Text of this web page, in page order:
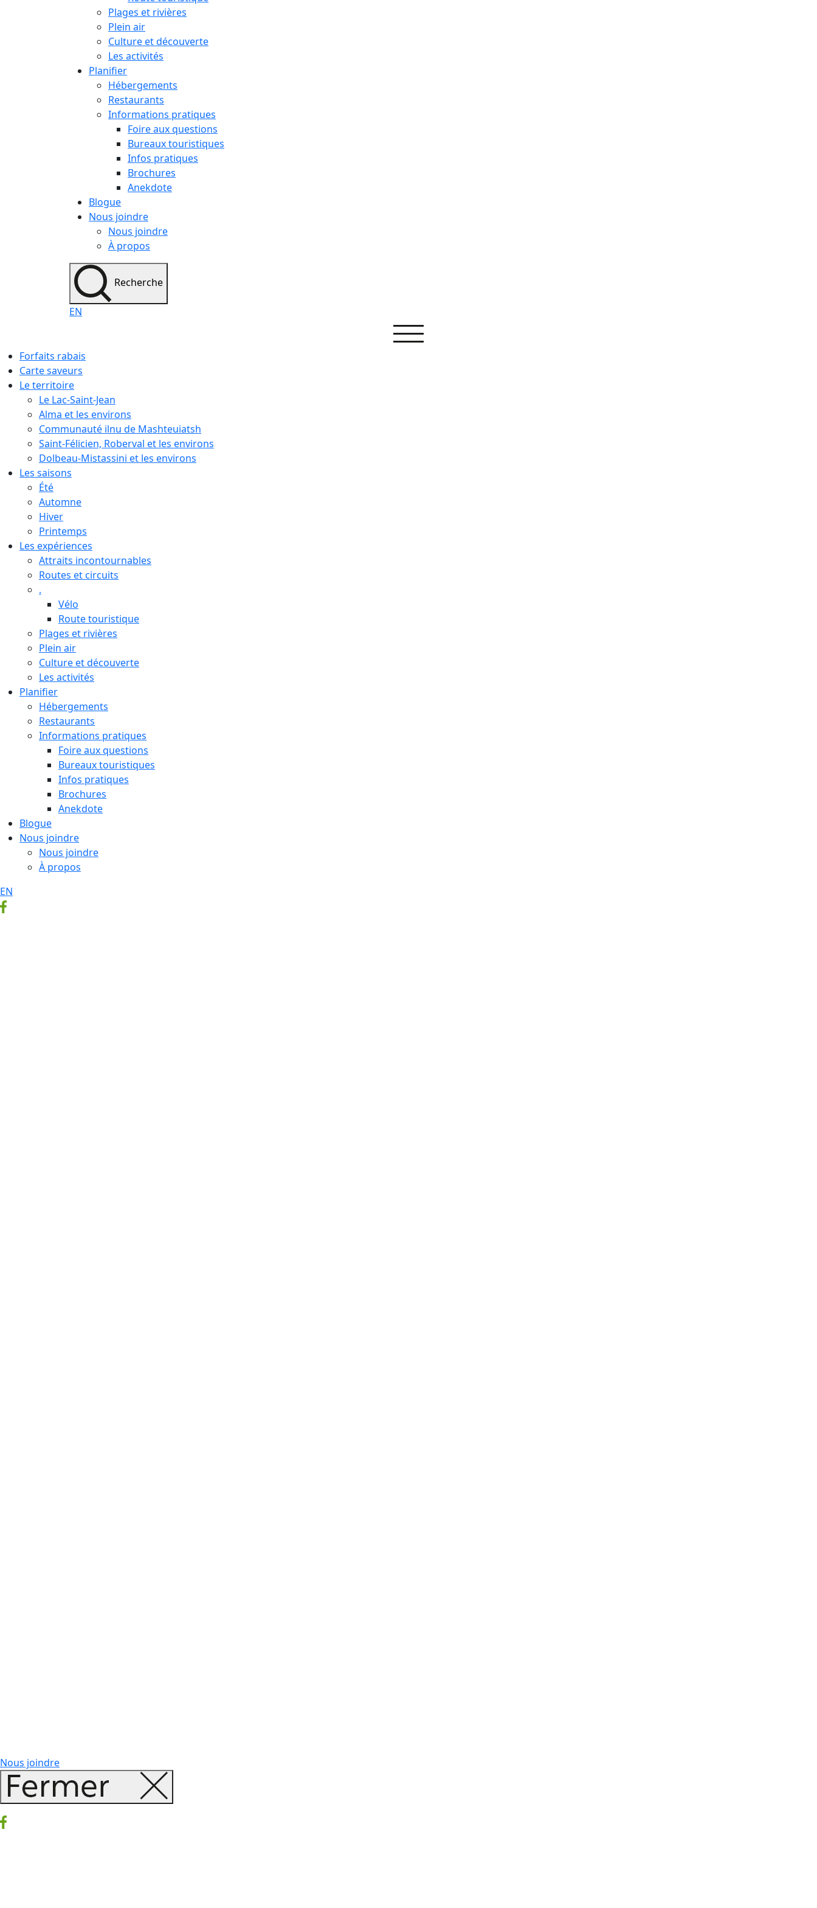
Plages et rivières
Plein air
Culture et découverte
Les activités
Planifier
Hébergements
Restaurants
Informations pratiques
Foire aux questions
Bureaux touristiques
Infos pratiques
Brochures
Anekdote
Blogue
Nous joindre
Nous joindre
À propos
Recherche
EN
Forfaits rabais
Carte saveurs
Le territoire
Le Lac-Saint-Jean
Alma et les environs
Communauté ilnu de Mashteuiatsh
Saint-Félicien, Roberval et les environs
Dolbeau-Mistassini et les environs
Les saisons
Été
Automne
Hiver
Printemps
Les expériences
Attraits incontournables
Routes et circuits
.
Vélo
Route touristique
Plages et rivières
Plein air
Culture et découverte
Les activités
Planifier
Hébergements
Restaurants
Informations pratiques
Foire aux questions
Bureaux touristiques
Infos pratiques
Brochures
Anekdote
Blogue
Nous joindre
Nous joindre
À propos
EN
Nous joindre